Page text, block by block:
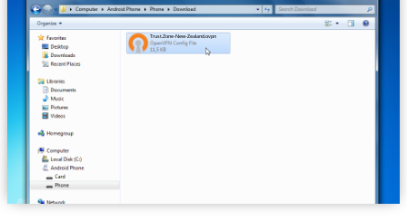
Trust.Zone-New-Zealand.ovpn